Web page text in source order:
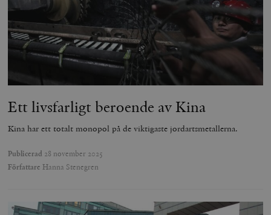
Ett livsfarligt beroende av Kina
Kina har ett totalt monopol på de viktigaste jordartsmetallerna.
Publicerad 28 november 2025
Författare Hanna Stenegren